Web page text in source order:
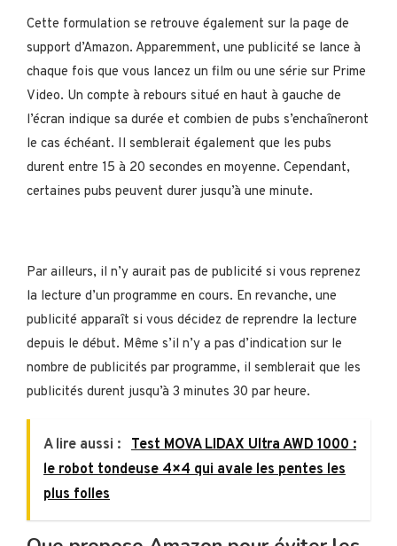
Cette formulation se retrouve également sur la page de
support d’Amazon. Apparemment, une publicité se lance à
chaque fois que vous lancez un film ou une série sur Prime
Video. Un compte à rebours situé en haut à gauche de
l’écran indique sa durée et combien de pubs s’enchaîneront
le cas échéant. Il semblerait également que les pubs
durent entre 15 à 20 secondes en moyenne. Cependant,
certaines pubs peuvent durer jusqu’à une minute.
Par ailleurs, il n’y aurait pas de publicité si vous reprenez
la lecture d’un programme en cours. En revanche, une
publicité apparaît si vous décidez de reprendre la lecture
depuis le début. Même s’il n’y a pas d’indication sur le
nombre de publicités par programme, il semblerait que les
publicités durent jusqu’à 3 minutes 30 par heure.
A lire aussi : Test MOVA LIDAX Ultra AWD 1000 :
le robot tondeuse 4×4 qui avale les pentes les
plus folles